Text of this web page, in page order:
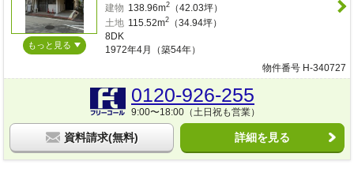
もっと見る
建物 138.96m2（42.03坪）
土地 115.52m2（34.94坪）
8DK
1972年4月（築54年）
物件番号 H-340727
0120-926-255
9:00〜18:00（土日祝も営業）
資料請求(無料) 詳細を見る